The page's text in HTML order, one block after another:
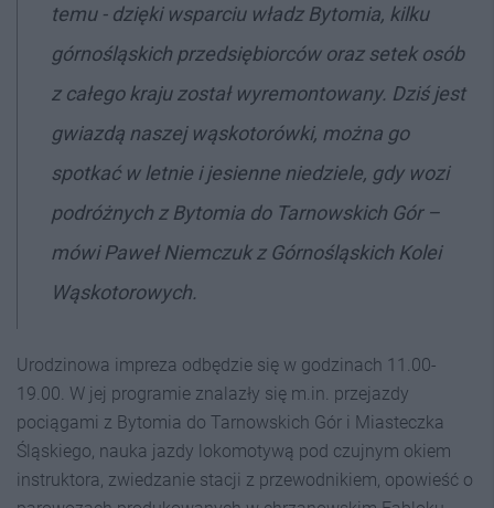
temu - dzięki wsparciu władz Bytomia, kilku
górnośląskich przedsiębiorców oraz setek osób
z całego kraju został wyremontowany. Dziś jest
gwiazdą naszej wąskotorówki, można go
spotkać w letnie i jesienne niedziele, gdy wozi
podróżnych z Bytomia do Tarnowskich Gór –
mówi Paweł Niemczuk z Górnośląskich Kolei
Wąskotorowych.
Urodzinowa impreza odbędzie się w godzinach 11.00-
19.00. W jej programie znalazły się m.in. przejazdy
pociągami z Bytomia do Tarnowskich Gór i Miasteczka
Śląskiego, nauka jazdy lokomotywą pod czujnym okiem
instruktora, zwiedzanie stacji z przewodnikiem, opowieść o